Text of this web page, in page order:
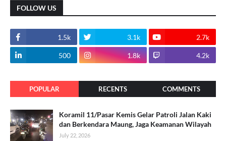
FOLLOW US
1.5k 3.1k 2.7k
500 1.8k 4.2k
POPULAR RECENTS COMMENTS
Koramil 11/Pasar Kemis Gelar Patroli Jalan Kaki
dan Berkendara Maung, Jaga Keamanan Wilayah
July 22, 2026